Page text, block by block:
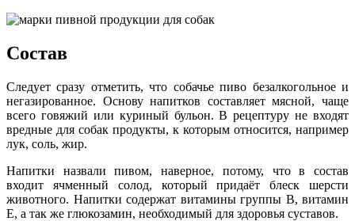
Состав
Следует сразу отметить, что собачье пиво безалкогольное и
негазированное. Основу напитков составляет мясной, чаще
всего говяжий или куриный бульон. В рецептуру не входят
вредные для собак продукты, к которым относится, например
лук, соль, жир.
Напитки назвали пивом, наверное, потому, что в состав
входит ячменный солод, который придаёт блеск шерсти
животного. Напитки содержат витамины группы В, витамин
Е, а так же глюкозамин, необходимый для здоровья суставов.